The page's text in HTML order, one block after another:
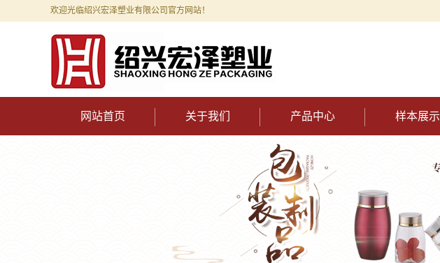
欢迎光临绍兴宏泽塑业有限公司官方网站！
网站首页 关于我们 产品中心 样本展示